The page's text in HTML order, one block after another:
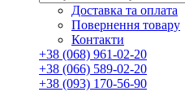
Доставка та оплата
Повернення товару
Контакти
+38 (068) 961-02-20
+38 (066) 589-02-20
+38 (093) 170-56-90